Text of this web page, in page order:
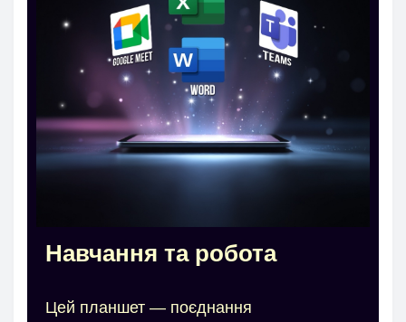
Навчання та робота
Цей планшет — поєднання